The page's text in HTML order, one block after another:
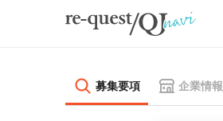
募集要項 企業情報